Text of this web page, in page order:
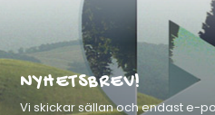
NYHETSBREV!
Vi skickar sällan och endast e-